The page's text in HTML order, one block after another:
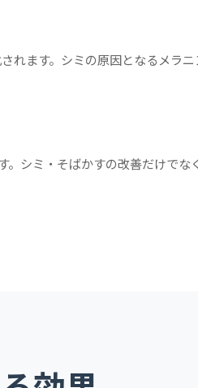
れます。シミの原因となるメラ
シミ・そばかすの改善だけでな